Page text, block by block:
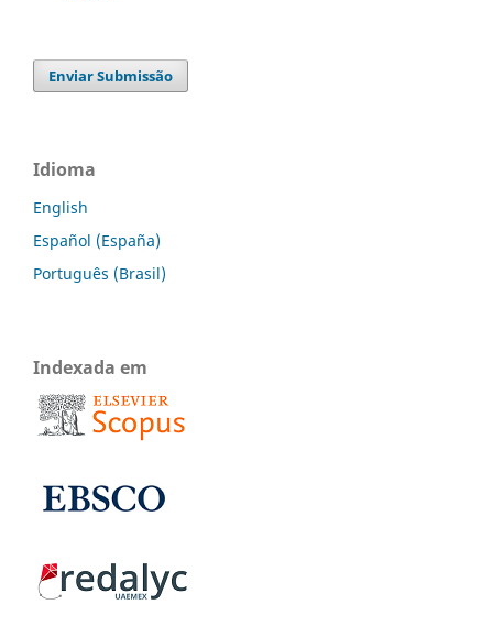
Enviar Submissão
Idioma
English
Español (España)
Português (Brasil)
Indexada em